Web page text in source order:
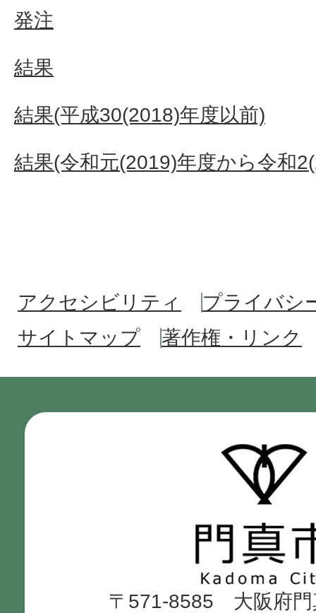
発注
結果
結果(平成30(2018)年度以前)
結果(令和元(2019)年度から令和
アクセシビリティ
プライバシ
サイトマップ
著作権・リンク
市
Kadoma
City
〒571-8585 大阪府門